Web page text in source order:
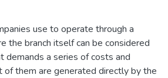
use to operate through a
the branch itself can be considered
demands a series of costs and
of them are generated directly by the